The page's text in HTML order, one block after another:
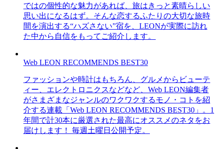
ではの個性的な魅力があれば、旅はきっと素晴らしい
思い出になるはず。そんな恋するふたりの大切な旅時
間を演出する“ハズさない”宿を、LEONが実際に訪れ
た中から自信をもってご紹介します。
Web LEON RECOMMENDS BEST30
ファッションや時計はもちろん、グルメからビューテ
ィー、エレクトロニクスなどなど、Web LEON編集者
がさまざまなジャンルのワクワクするモノ・コトを紹
介する連載「Web LEON RECOMMENDS BEST30」。1
年間で計30本に厳選された最高にオススメのネタをお
届けします！ 毎週土曜日公開予定。